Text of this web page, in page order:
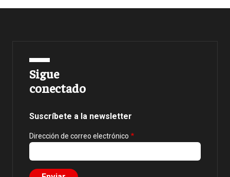
Sigue
conectado
Suscríbete a la newsletter
Dirección de correo electrónico